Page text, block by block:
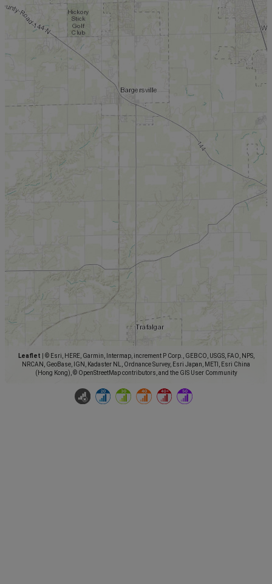
Leaflet
© Esri, HERE, Garmin, Intermap, increment P Corp., GEBCO, USGS, FAO, NPS,
NRCAN, GeoBase, IGN, Kadaster NL, Ordnance Survey, Esri Japan, METI, Esri China
(Hong Kong), © OpenStreetMap contributors, and the GIS User Community